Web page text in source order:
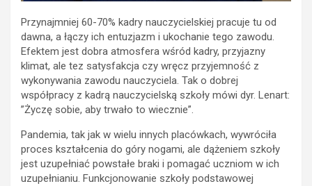
Przynajmniej 60-70% kadry nauczycielskiej pracuje tu od
dawna, a łączy ich entuzjazm i ukochanie tego zawodu.
Efektem jest dobra atmosfera wśród kadry, przyjazny
klimat, ale tez satysfakcja czy wręcz przyjemność z
wykonywania zawodu nauczyciela. Tak o dobrej
współpracy z kadrą nauczycielską szkoły mówi dyr. Lenart:
”Życzę sobie, aby trwało to wiecznie”.
Pandemia, tak jak w wielu innych placówkach, wywróciła
proces kształcenia do góry nogami, ale dążeniem szkoły
jest uzupełniać powstałe braki i pomagać uczniom w ich
uzupełnianiu. Funkcjonowanie szkoły podstawowej